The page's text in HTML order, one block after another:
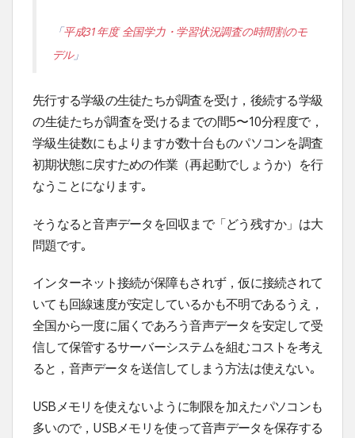
「平成31年度 全国学力・学習状況調査の時間割のモ
デル」
先行する学級の生徒たちが調査を受け，後続する学級
の生徒たちが調査を受けるまでの間5〜10分程度で，
学級生徒数にもよりますが数十台ものパソコンを調査
初期状態に戻すための作業（再起動でしょうか）を行
なうことになります｡
そうなると音声データを回収まで「どう残すか」は大
問題です｡
インターネット接続が保障もされず，仮に接続されて
いても回線速度が安定しているかも不明であるうえ，
全国から一度に届くであろう音声データを安定して受
信して保管するサーバーシステムを組むコストを考え
ると，音声データを送信してしまう方法は使えない｡
USBメモリを使えないように制限を加えたパソコンも
多いので，USBメモリを使って音声データを保存する